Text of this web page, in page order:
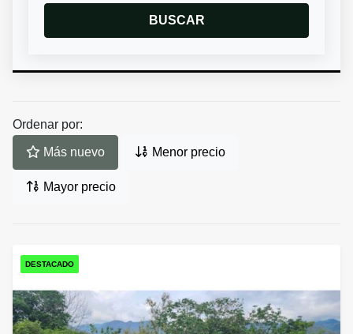
BUSCAR
Ordenar por:
Más nuevo Menor precio
Mayor precio
DESTACADO